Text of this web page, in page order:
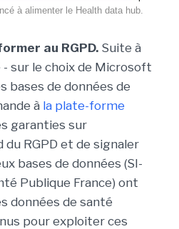
à alimenter le Health data hub.
au RGPD. Suite à
sur le choix de Microsoft
bases de données de
à la plate-forme
garanties sur
du RGPD et de signaler
bases de données (SI-
Publique France) ont
données de santé
pour exploiter ces